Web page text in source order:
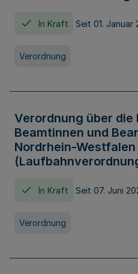
In Kraft Seit 01. Januar
Verordnung
Verordnung über die
Beamtinnen und
Nordrhein-Westfalen
In Kraft Seit 07. Juni
Verordnung